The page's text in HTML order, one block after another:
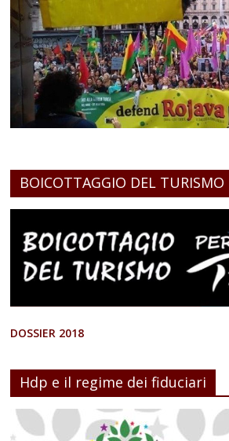
BOICOTTAGGIO DEL TURISMO
DOSSIER 2018
Hdp e il regime dei fiduciari